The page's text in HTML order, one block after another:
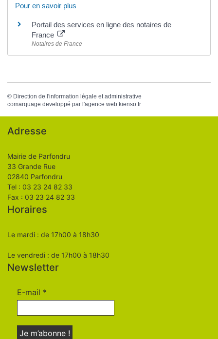
Pour en savoir plus
Portail des services en ligne des notaires de
France
Notaires de France
© Direction de l'information légale et administrative
comarquage developpé par l'agence web kienso.fr
Adresse
Mairie de Parfondru
33 Grande Rue
02840 Parfondru
Tel : 03 23 24 82 33
Fax : 03 23 24 82 33
Horaires
Le mardi : de 17h00 à 18h30
Le vendredi : de 17h00 à 18h30
Newsletter
E-mail *